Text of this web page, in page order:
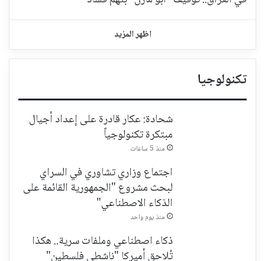
اظهر المزيد
تكنولوجيا
شحادة: عكار قادرة على إعداد أجيال
مبتكرة تكنولوجياً
منذ 5 ساعات
اجتماع وزاري تشاوري في السراي
لبحث مشروع "الجمهورية القائمة على
الذكاء الاصطناعي"
منذ يوم واحد
ذكاء اصطناعي وملفات سرية.. هكذا
تُلاحق أميركا "ناشطي فلسطين"